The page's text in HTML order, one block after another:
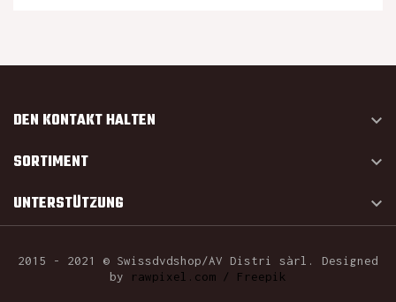
DEN KONTAKT HALTEN 
SORTIMENT 
UNTERSTÜTZUNG 
2015 - 2021 © Swissdvdshop/AV Distri sàrl. Designed
by
rawpixel.com / Freepik